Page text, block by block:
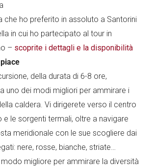
a
che ho preferito in assoluto a Santorini
in cui ho partecipato al tour in
– scoprite i dettagli e la disponibilità
della durata di 6-8 ore,
uno dei modi migliori per ammirare i
caldera. Vi dirigerete verso il centro
e le sorgenti termali, oltre a navigare
meridionale con le sue scogliere dai
nere, rosse, bianche, striate…
modo migliore per ammirare la diversità